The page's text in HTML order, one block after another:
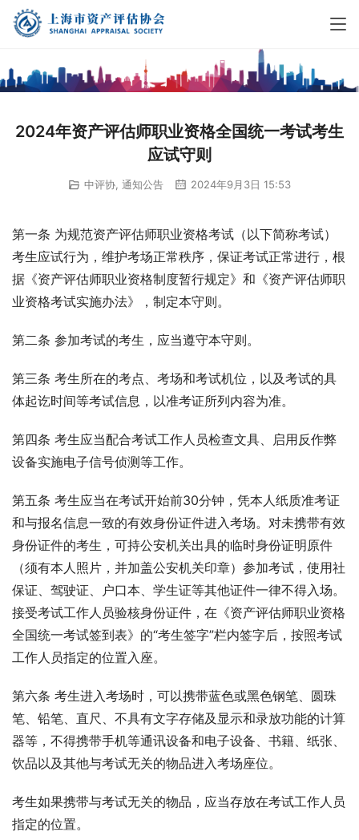
2024年资产评估师职业资格全国统一考试考生
应试守则
中评协 通知公告 2024年9月3日 15:53
第一条 为规范资产评估师职业资格考试（以下简称考试）
考生应试行为，维护考场正常秩序，保证考试正常进行，根
据《资产评估师职业资格制度暂行规定》和《资产评估师职
业资格考试实施办法》，制定本守则。
第二条 参加考试的考生，应当遵守本守则。
第三条 考生所在的考点、考场和考试机位，以及考试的具
体起讫时间等考试信息，以准考证所列内容为准。
第四条 考生应当配合考试工作人员检查文具、启用反作弊
设备实施电子信号侦测等工作。
第五条 考生应当在考试开始前30分钟，凭本人纸质准考证
和与报名信息一致的有效身份证件进入考场。对未携带有效
身份证件的考生，可持公安机关出具的临时身份证明原件
（须有本人照片，并加盖公安机关印章）参加考试，使用社
保证、驾驶证、户口本、学生证等其他证件一律不得入场。
接受考试工作人员验核身份证件，在《资产评估师职业资格
全国统一考试签到表》的“考生签字”栏内签字后，按照考试
工作人员指定的位置入座。
第六条 考生进入考场时，可以携带蓝色或黑色钢笔、圆珠
笔、铅笔、直尺、不具有文字存储及显示和录放功能的计算
器等，不得携带手机等通讯设备和电子设备、书籍、纸张、
饮品以及其他与考试无关的物品进入考场座位。
考生如果携带与考试无关的物品，应当存放在考试工作人员
指定的位置。